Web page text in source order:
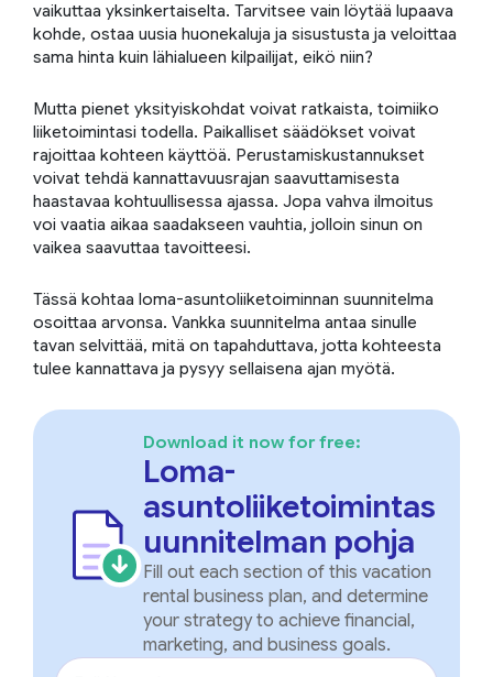
vaikuttaa yksinkertaiselta. Tarvitsee vain löytää lupaava
kohde, ostaa uusia huonekaluja ja sisustusta ja veloittaa
sama hinta kuin lähialueen kilpailijat, eikö niin?
Mutta pienet yksityiskohdat voivat ratkaista, toimiiko
liiketoimintasi todella. Paikalliset säädökset voivat
rajoittaa kohteen käyttöä. Perustamiskustannukset
voivat tehdä kannattavuusrajan saavuttamisesta
haastavaa kohtuullisessa ajassa. Jopa vahva ilmoitus
voi vaatia aikaa saadakseen vauhtia, jolloin sinun on
vaikea saavuttaa tavoitteesi.
Tässä kohtaa loma-asuntoliiketoiminnan suunnitelma
osoittaa arvonsa. Vankka suunnitelma antaa sinulle
tavan selvittää, mitä on tapahduttava, jotta kohteesta
tulee kannattava ja pysyy sellaisena ajan myötä.
Download it now for free:
Loma-
asuntoliiketoimintas
uunnitelman pohja
Fill out each section of this vacation
rental business plan, and determine
your strategy to achieve financial,
marketing, and business goals.
Full Name